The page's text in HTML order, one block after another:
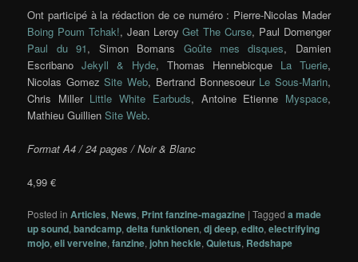
Ont participé à la rédaction de ce numéro : Pierre-Nicolas Mader
Boing Poum Tchak!, Jean LeroyGet The Curse, Paul Domenger
Paul du 91, Simon Bomans Goûte mes disques, Damien
EscribanoJekyll & Hyde, Thomas Hennebicque La Tuerie,
Nicolas GomezSite Web, Bertrand Bonnesoeur Le Sous-Marin,
Chris Miller Little White Earbuds, Antoine Etienne Myspace,
Mathieu GuillienSite Web.
Format A4 / 24 pages / Noir & Blanc
4,99 €
Posted in Articles,News, Print fanzine-magazine |Tagged a made
up sound,bandcamp,delta funktionen,dj deep,edito,electrifying
mojo,eli verveine,fanzine, john heckle,Quietus, Redshape